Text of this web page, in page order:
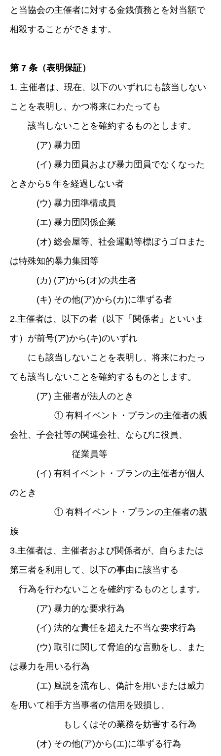
と当協会の主催者に対する金銭債務とを対当額で
相殺することができます。
第 7 条（表明保証）
1. 主催者は、現在、以下のいずれにも該当しない
ことを表明し、かつ将来にわたっても
該当しないことを確約するものとします。
(ア) 暴力団
(イ) 暴力団員および暴力団員でなくなった
ときから5 年を経過しない者
(ウ) 暴力団準構成員
(エ) 暴力団関係企業
(オ) 総会屋等、社会運動等標ぼうゴロまた
は特殊知的暴力集団等
(カ) (ア)から(オ)の共生者
(キ) その他(ア)から(カ)に準ずる者
2.主催者は、以下の者（以下「関係者」といいま
す）が前号(ア)から(キ)のいずれ
にも該当しないことを表明し、将来にわたっ
ても該当しないことを確約するものとします。
(ア) 主催者が法人のとき
① 有料イベント・プランの主催者の親
会社、子会社等の関連会社、ならびに役員、
従業員等
(イ) 有料イベント・プランの主催者が個人
のとき
① 有料イベント・プランの主催者の親
族
3.主催者は、主催者および関係者が、自らまたは
第三者を利用して、以下の事由に該当する
行為を行わないことを確約するものとします。
(ア) 暴力的な要求行為
(イ) 法的な責任を超えた不当な要求行為
(ウ) 取引に関して脅迫的な言動をし、また
は暴力を用いる行為
(エ) 風説を流布し、偽計を用いまたは威力
を用いて相手方当事者の信用を毀損し、
もしくはその業務を妨害する行為
(オ) その他(ア)から(エ)に準ずる行為